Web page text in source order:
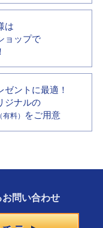
は
ョップで
ゼントに最適！
ジナルの
（有料） をご用意
お問い合わせ